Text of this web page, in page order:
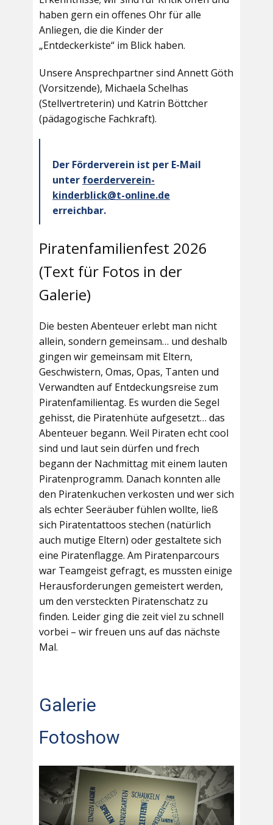
haben gern ein offenes Ohr für alle
Anliegen, die die Kinder der
„Entdeckerkiste“ im Blick haben.
Unsere Ansprechpartner sind Annett Göth
(Vorsitzende), Michaela Schelhas
(Stellvertreterin) und Katrin Böttcher
(pädagogische Fachkraft).
Der Förderverein ist per E-Mail
unter foerderverein-
kinderblick@t-online.de
erreichbar.
Piratenfamilienfest 2026
(Text für Fotos in der
Galerie)
Die besten Abenteuer erlebt man nicht
allein, sondern gemeinsam… und deshalb
gingen wir gemeinsam mit Eltern,
Geschwistern, Omas, Opas, Tanten und
Verwandten auf Entdeckungsreise zum
Piratenfamilientag. Es wurden die Segel
gehisst, die Piratenhüte aufgesetzt… das
Abenteuer begann. Weil Piraten echt cool
sind und laut sein dürfen und frech
begann der Nachmittag mit einem lauten
Piratenprogramm. Danach konnten alle
den Piratenkuchen verkosten und wer sich
als echter Seeräuber fühlen wollte, ließ
sich Piratentattoos stechen (natürlich
auch mutige Eltern) oder gestaltete sich
eine Piratenflagge. Am Piratenparcours
war Teamgeist gefragt, es mussten einige
Herausforderungen gemeistert werden,
um den versteckten Piratenschatz zu
finden. Leider ging die zeit viel zu schnell
vorbei – wir freuen uns auf das nächste
Mal.
Galerie
Fotoshow